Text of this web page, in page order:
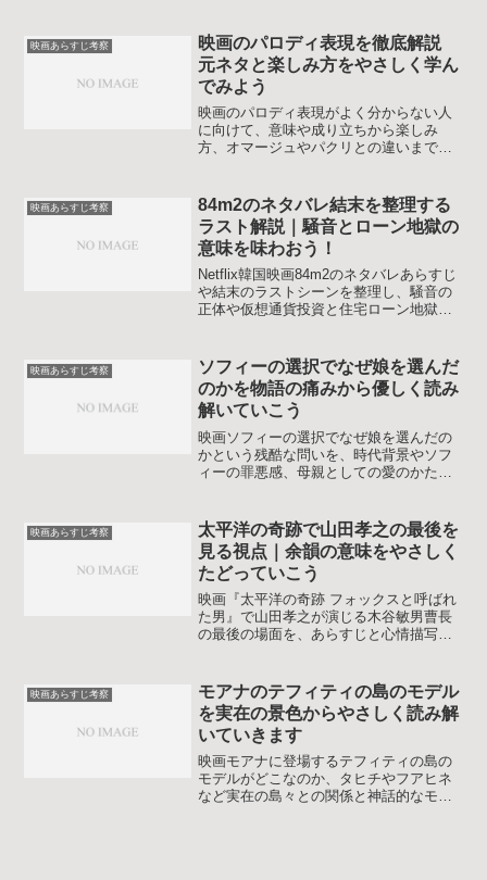
わいたい人の疑問をすっきりさせます。
安心して何度でも楽しめます。
映画あらすじ考察
映画のパロディ表現を徹底解説
元ネタと楽しみ方をやさしく学ん
でみよう
映画のパロディ表現がよく分からない人
に向けて、意味や成り立ちから楽しみ
方、オマージュやパクリとの違いまでや
分でパロディ映像を作るときの注意点も
紹介します。
映画あらすじ考察
84m2のネタバレ結末を整理する
ラスト解説｜騒音とローン地獄の
意味を味わおう！
Netflix韓国映画84m2のネタバレあらすじ
や結末のラストシーンを整理し、騒音の
正体や仮想通貨投資と住宅ローン地獄の
トの受け止め方を自分なりに言葉にしや
すくなることを目指します。
映画あらすじ考察
ソフィーの選択でなぜ娘を選んだ
のかを物語の痛みから優しく読み
解いていこう
映画ソフィーの選択でなぜ娘を選んだの
かという残酷な問いを、時代背景やソフ
ィーの罪悪感、母親としての愛のかたち
る人も、昔ショックを受けた人も安心し
て読み進められる内容を心がけていま
す。
映画あらすじ考察
太平洋の奇跡で山田孝之の最後を
見る視点｜余韻の意味をやさしく
たどっていこう
映画『太平洋の奇跡 フォックスと呼ばれ
た男』で山田孝之が演じる木谷敏男曹長
の最後の場面を、あらすじと心情描写、
なぜ最後まで投降を拒んだのかを整理
し、このラストを自分なりに受け止めや
すくなる記事です。
映画あらすじ考察
モアナのテフィティの島のモデル
を実在の景色からやさしく読み解
いていきます
映画モアナに登場するテフィティの島の
モデルがどこなのか、タヒチやフアヒネ
など実在の島々との関係と神話的なモチ